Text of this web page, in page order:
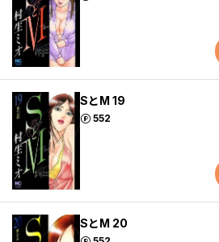
SとM 19
552
ポイント
SとM 20